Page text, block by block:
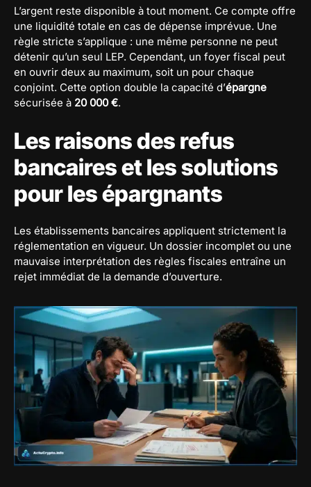
L’argent reste disponible à tout moment. Ce compte offre
une liquidité totale en cas de dépense imprévue. Une
règle stricte s’applique : une même personne ne peut
détenir qu’un seul LEP. Cependant, un foyer fiscal peut
en ouvrir deux au maximum, soit un pour chaque
conjoint. Cette option double la capacité d’épargne
sécurisée à 20 000 €.
Les raisons des refus
bancaires et les solutions
pour les épargnants
Les établissements bancaires appliquent strictement la
réglementation en vigueur. Un dossier incomplet ou une
mauvaise interprétation des règles fiscales entraîne un
rejet immédiat de la demande d’ouverture.